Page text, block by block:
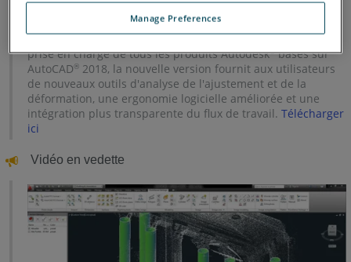
Publié le 15 juin 2018
, la dernière mise à jour fournit des
outils améliorés pour accélérer la modélisation des nuages
de points pour les professionnels AEC d'AutoCAD®. Avec la
prise en charge de tous les produits Autodesk®basés sur
AutoCAD®2018, la nouvelle version fournit aux utilisateurs
de nouveaux outils d'analyse de l'ajustement et de la
déformation, une ergonomie logicielle améliorée et une
intégration plus transparente du flux de travail. Télécharger
ici
Vidéo en vedette
Manage Preferences